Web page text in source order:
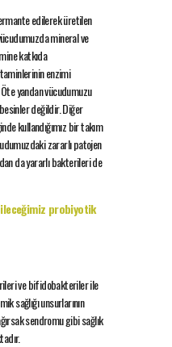
edilerek üretilen
mineral ve
katkıda
enzimi
yandan vücudumuzu
değildir. Diğer
kullandığımız bir takım
zararlı patojen
da yararlı bakterileri de
probiyotik
ve bifidobakteriler ile
sağlığı unsurlarının
sendromu gibi sağlık